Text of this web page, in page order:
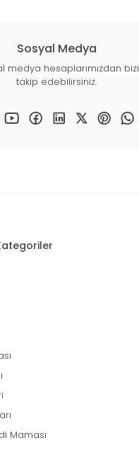
Sosyal Medya
medya hesaplarımızdan bizi
takip edebilirsiniz.
Maması